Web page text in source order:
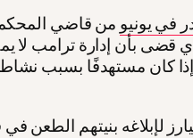
في يونيو من قاضي
قضى بأن إدارة ترامب لا
إذا كان مستهدفًا بسبب
لإبلاغه بنيتهم الطعن في